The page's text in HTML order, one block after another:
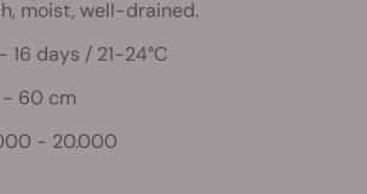
moist, well-drained.
16 days / 21-24°C
60 cm
- 20.000